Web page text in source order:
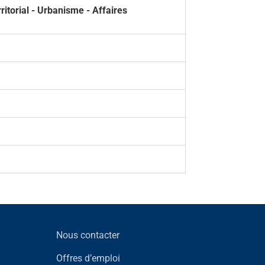
- Urbanisme - Affaires
Nous contacter
Offres d’emploi